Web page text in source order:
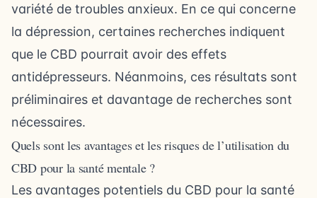
variété de troubles anxieux. En ce qui concerne
la dépression, certaines recherches indiquent
que le CBD pourrait avoir des effets
antidépresseurs. Néanmoins, ces résultats sont
préliminaires et davantage de recherches sont
nécessaires.
Quels sont les avantages et les risques de l’utilisation du
CBD pour la santé mentale ?
Les avantages potentiels du CBD pour la santé